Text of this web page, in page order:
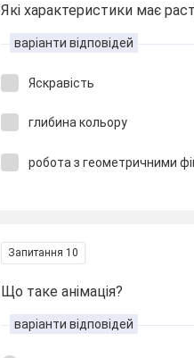
Які характеристики має
варіанти відповідей
Яскравість
глибина кольору
робота з геометричними
Запитання 10
Що таке анімація?
варіанти відповідей